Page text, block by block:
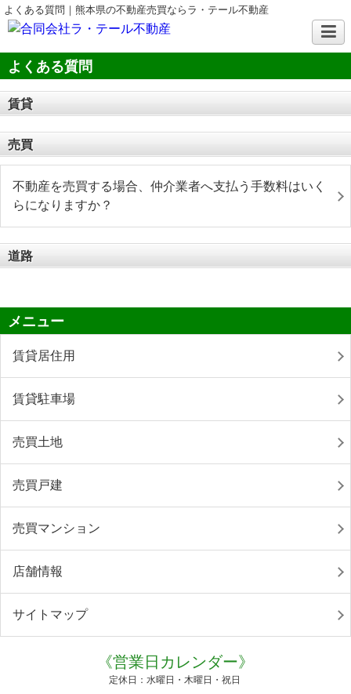
よくある質問｜熊本県の不動産売買ならラ・テール不動産
よくある質問
賃貸
売買
不動産を売買する場合、仲介業者へ支払う手数料はいく
らになりますか？
道路
メニュー
賃貸居住用
賃貸駐車場
売買土地
売買戸建
売買マンション
店舗情報
サイトマップ
《営業日カレンダー》
定休日：水曜日・木曜日・祝日